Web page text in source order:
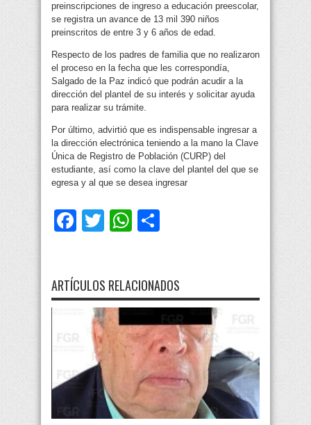
preinscripciones de ingreso a educación preescolar,
se registra un avance de 13 mil 390 niños
preinscritos de entre 3 y 6 años de edad.
Respecto de los padres de familia que no realizaron
el proceso en la fecha que les correspondía,
Salgado de la Paz indicó que podrán acudir a la
dirección del plantel de su interés y solicitar ayuda
para realizar su trámite.
Por último, advirtió que es indispensable ingresar a
la dirección electrónica teniendo a la mano la Clave
Única de Registro de Población (CURP) del
estudiante, así como la clave del plantel del que se
egresa y al que se desea ingresar
Facebook
TwitterWhatsApp
ARTÍCULOS RELACIONADOS